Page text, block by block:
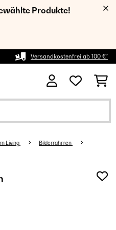
Produkte!
Versandkostenfrei ab 100 €*
Living Bilderrahmen